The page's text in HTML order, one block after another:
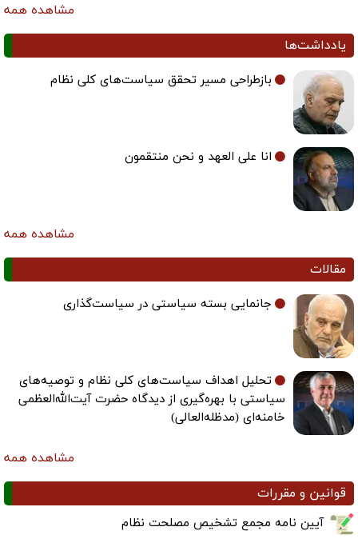
مشاهده همه
یادداشت‌ها
بازطراحی مسیر تحقق سیاست‌های کلی نظام
انا علی العهد و نحن منتقمون
مشاهده همه
مقالات
جانمایی بسته سیاستی در سیاست‌گذاری
تحلیل اهداف سیاست‌های کلی نظام و توصیه‌های
سیاستی با بهره‌گیری از دیدگاه حضرت آیت‌الله‌العظمی
خامنه‌ای (مدظله‌العالی)
مشاهده همه
قوانین و مقررات
آیین نامه مجمع تشخیص مصلحت نظام